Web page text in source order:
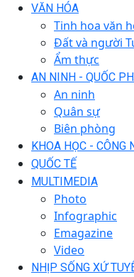
VĂN HÓA
Tinh hoa văn
Đất và người
Ẩm thực
AN NINH - QUỐC
An ninh
Quân sự
Biên phòng
KHOA HỌC - CÔNG
QUỐC TẾ
MULTIMEDIA
Photo
Infographic
Emagazine
Video
NHỊP SỐNG XỨ